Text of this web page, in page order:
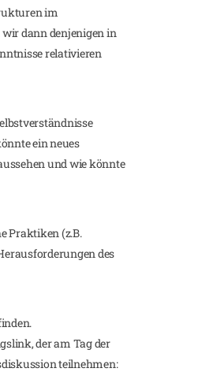
im
dann denjenigen in
relativieren
ein neues
und wie könnte
Praktiken (z.B.
des
der am Tag der
teilnehmen: